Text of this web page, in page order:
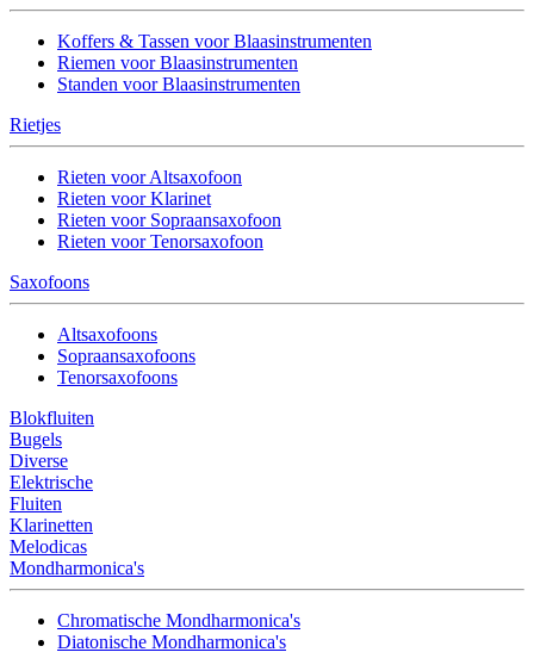
Koffers & Tassen voor Blaasinstrumenten
Riemen voor Blaasinstrumenten
Standen voor Blaasinstrumenten
Rietjes
Rieten voor Altsaxofoon
Rieten voor Klarinet
Rieten voor Sopraansaxofoon
Rieten voor Tenorsaxofoon
Saxofoons
Altsaxofoons
Sopraansaxofoons
Tenorsaxofoons
Blokfluiten
Bugels
Diverse
Elektrische
Fluiten
Klarinetten
Melodicas
Mondharmonica's
Chromatische Mondharmonica's
Diatonische Mondharmonica's